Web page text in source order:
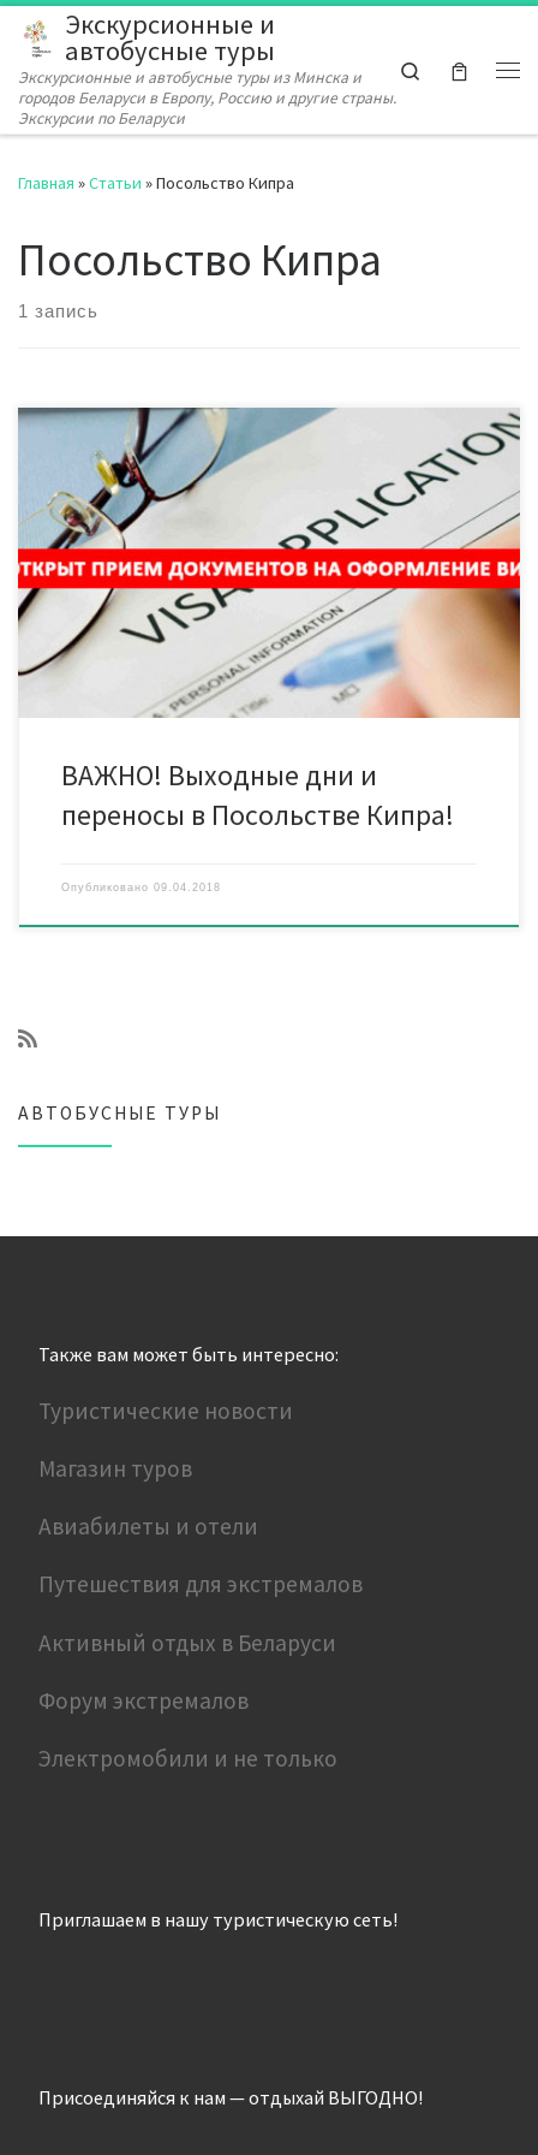
Перейти к содержимому
Экскурсионные и
автобусные туры
Экскурсионные и автобусные туры из Минска и
городов Беларуси в Европу, Россию и другие страны.
Экскурсии по Беларуси
Search
Главная »Статьи »Посольство Кипра
Посольство Кипра
1 запись
Утвержденные выходные в КОНСУЛЬСТВЕ КИПРА 16 и 30
апреля 1 и 9 мая Ближайшие даты подачи в КОНСУЛЬСТВО
КИПРА: 9, 13, 23, 27 апреля 2018 года. Рекомендуем приносить
документы заранее! Крайний срок сдачи в визовый отдел — за
2 рабочих дня до подачи документов в консульство Кипра.
Информируем вас, что Посольство […]
ВАЖНО! Выходные дни и
переносы в Посольстве Кипра!
Опубликовано 09.04.2018
АВТОБУСНЫЕ ТУРЫ
Также вам может быть интересно:
Туристические новости
Магазин туров
Авиабилеты и отели
Путешествия для экстремалов
Активный отдых в Беларуси
Форум экстремалов
Электромобили и не только
Приглашаем в нашу туристическую сеть!
Присоединяйся к нам — отдыхай ВЫГОДНО!